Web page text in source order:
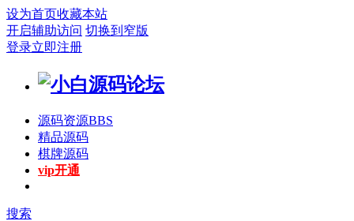
设为首页收藏本站
开启辅助访问 切换到窄版
登录立即注册
源码资源BBS
精品源码
棋牌源码
vip开通
搜索